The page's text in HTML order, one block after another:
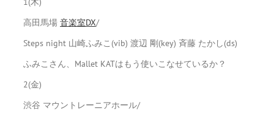
高田馬場 音楽室DX/
Steps night 山崎ふみこ(vib) 渡辺 剛(key) 斉藤 たかし(ds)
ふみこさん、Mallet KATはもう使いこなせているか？
2(金)
渋谷 マウントレーニアホール/